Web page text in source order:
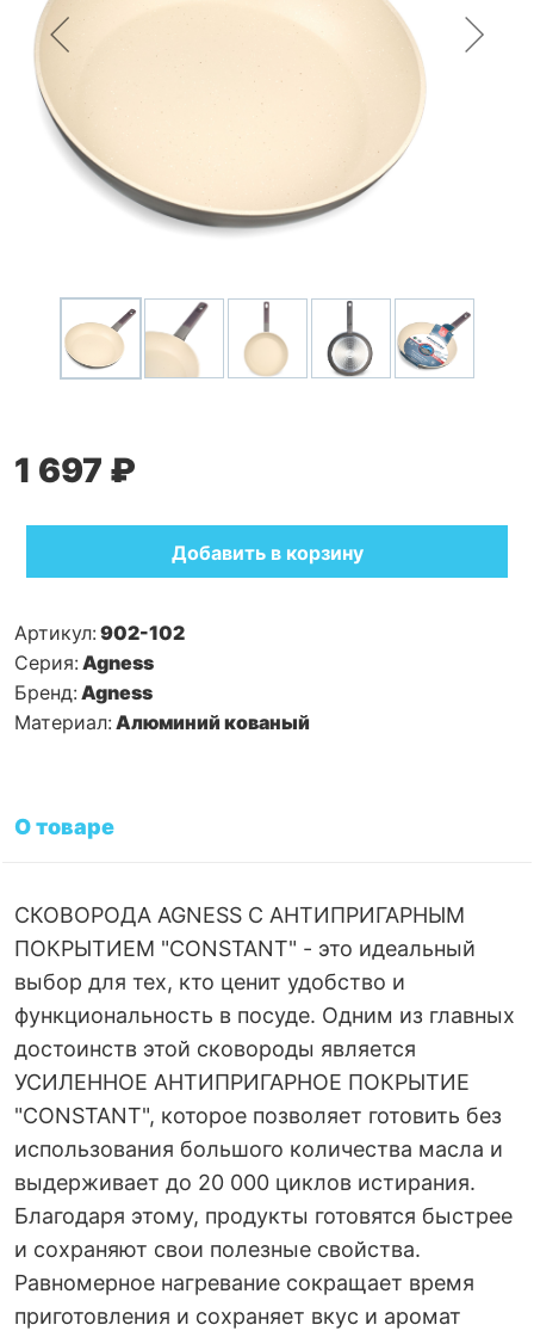
1 697 ₽
Добавить в корзину
Артикул: 902-102
Серия: Agness
Бренд: Agness
Материал: Алюминий кованый
О товаре
СКОВОРОДА AGNESS С АНТИПРИГАРНЫМ
ПОКРЫТИЕМ "CONSTANT" - это идеальный
выбор для тех, кто ценит удобство и
функциональность в посуде. Одним из главных
достоинств этой сковороды является
УСИЛЕННОЕ АНТИПРИГАРНОЕ ПОКРЫТИЕ
"CONSTANT", которое позволяет готовить без
использования большого количества масла и
выдерживает до 20 000 циклов истирания.
Благодаря этому, продукты готовятся быстрее
и сохраняют свои полезные свойства.
Равномерное нагревание сокращает время
приготовления и сохраняет вкус и аромат